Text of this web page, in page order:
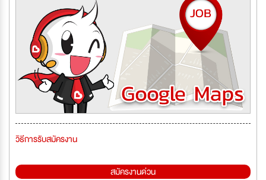
วิธีการรับสมัครงาน
สมัครงานด่วน